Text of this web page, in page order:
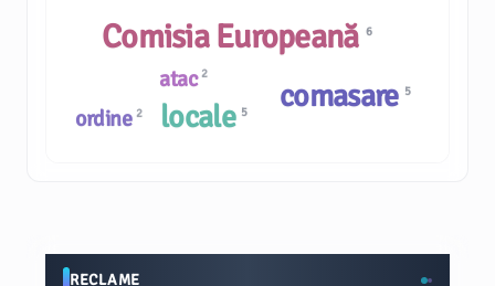
atac 2
ordine 2
Comisia Europeană 6
comasare 5
locale 5
RECLAME